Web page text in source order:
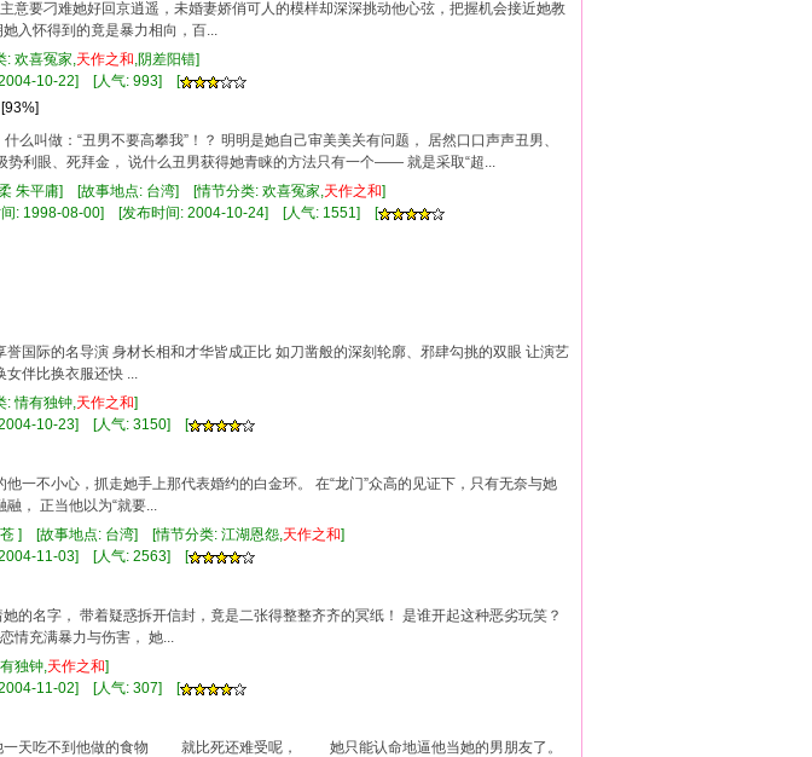
要刁难她好回京逍遥，未婚妻娇俏可人的模样却深深挑动他心弦，把握机会接近她教
入怀得到的竟是暴力相向，百...
欢喜冤家,天作之和,阴差阳错]
2004-10-22] [人气: 993] [
么叫做：“丑男不要高攀我”！？ 明明是她自己审美美关有问题， 居然口口声声丑男、
势利眼、死拜金， 说什么丑男获得她青睐的方法只有一个—— 就是采取“超...
朱平庸] [故事地点: 台湾] [情节分类: 欢喜冤家,天作之和]
间: 1998-08-00] [发布时间: 2004-10-24] [人气: 1551] [
国际的名导演 身材长相和才华皆成正比 如刀凿般的深刻轮廓、邪肆勾挑的双眼 让演艺
女伴比换衣服还快 ...
情有独钟,天作之和]
2004-10-23] [人气: 3150] [
一不小心，抓走她手上那代表婚约的白金环。 在“龙门”众高的见证下，只有无奈与她
， 正当他以为“就要...
苍 ] [故事地点: 台湾] [情节分类: 江湖恩怨,天作之和]
2004-11-03] [人气: 2563] [
的名字， 带着疑惑拆开信封，竟是二张得整整齐齐的冥纸！ 是谁开起这种恶劣玩笑？
情充满暴力与伤害， 她...
独钟,天作之和]
2004-11-02] [人气: 307] [
吃不到他做的食物 就比死还难受呢， 她只能认命地逼他当她的男朋友了。